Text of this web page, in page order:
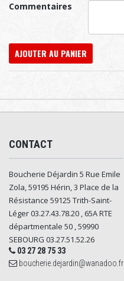
Commentaires
AJOUTER AU PANIER
CONTACT
Boucherie Déjardin 5 Rue Emile
Zola, 59195 Hérin, 3 Place de la
Résistance 59125 Trith-Saint-
Léger 03.27.43.78.20 , 65A RTE
départmentale 50 , 59990
SEBOURG 03.27.51.52.26
03 27 28 75 33
boucherie.dejardin@wanadoo.fr